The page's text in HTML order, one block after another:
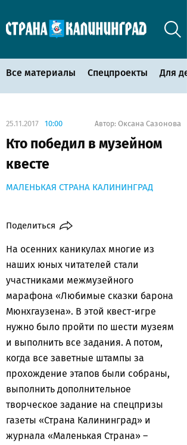
Все материалы Спецпроекты Для
25.11.2017 10:00 Автор: Оксана Сазонова
Кто победил в музейном
квесте
МАЛЕНЬКАЯ СТРАНА КАЛИНИНГРАД
Поделиться
На осенних каникулах многие из
наших юных читателей стали
участниками межмузейного
марафона «Любимые сказки барона
Мюнхгаузена». В этой квест-игре
нужно было пройти по шести музеям
и выполнить все задания. А потом,
когда все заветные штампы за
прохождение этапов были собраны,
выполнить дополнительное
творческое задание на спецпризы
газеты «Страна Калининград» и
журнала «Маленькая Страна» –